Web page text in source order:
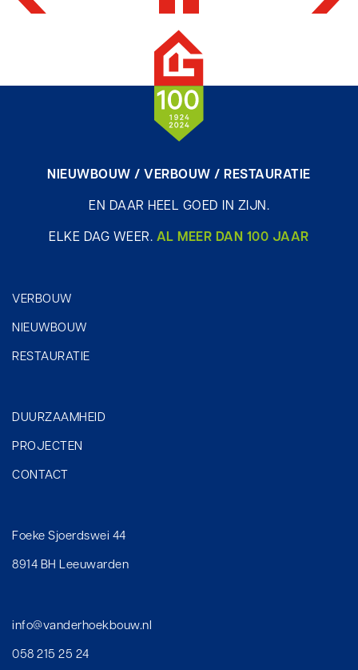
VERBOUW
NIEUWBOUW
RESTAURATIE
DUURZAAMHEID
PROJECTEN
CONTACT
NIEUWBOUW / VERBOUW / RESTAURATIE
EN DAAR HEEL GOED IN ZIJN.
ELKE DAG WEER. AL MEER DAN 100 JAAR
Foeke Sjoerdswei 44
8914 BH Leeuwarden
info@vanderhoekbouw.nl
058 215 25 24